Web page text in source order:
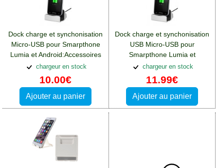
Dock charge et synchonisation
Micro-USB pour Smarpthone
Lumia et Android:Accessoires
Alcatel Pop 4 Plus
chargeur en stock
10.00€
Ajouter au panier
Dock charge et synchonisation
USB Micro-USB pour
Smarpthone Lumia et
Android:Accessoires Alcatel
Pop 4 Plus
chargeur en stock
11.99€
Ajouter au panier